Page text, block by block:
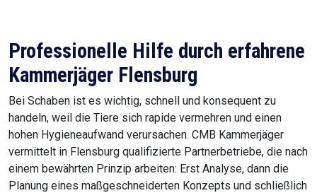
Professionelle Hilfe durch erfahrene
Kammerjäger Flensburg
Bei Schaben ist es wichtig, schnell und konsequent zu
handeln, weil die Tiere sich rapide vermehren und einen
hohen Hygieneaufwand verursachen. CMB Kammerjäger
vermittelt in Flensburg qualifizierte Partnerbetriebe, die nach
einem bewährten Prinzip arbeiten: Erst Analyse, dann die
Planung eines maßgeschneiderten Konzepts und schließlich